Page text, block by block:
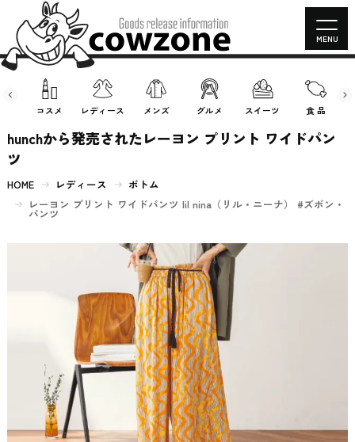
コスメ レディース メンズ グルメ スイーツ 食 品
MENU
hunchから発売されたレーヨン プリント ワイドパン
ツ
HOME レディース
ボトム
レーヨン プリント ワイドパンツ lil nina（リル・ニーナ） #ズボン・
パンツ